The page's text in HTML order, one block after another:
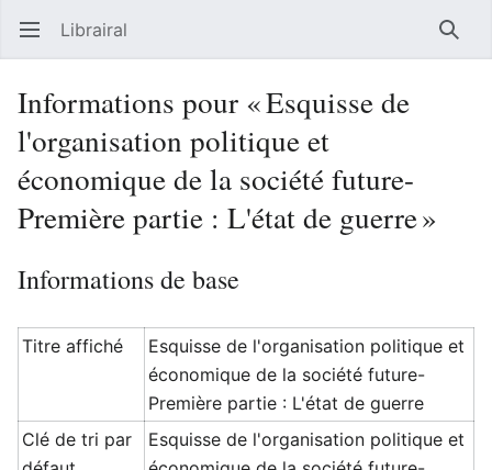
Ouvrir le menu principal Librairal
Informations pour « Esquisse de
l'organisation politique et
économique de la société future-
Première partie : L'état de guerre »
Informations de base
Titre affiché
Esquisse de l'organisation politique et
économique de la société future-
Première partie : L'état de guerre
Clé de tri par
Esquisse de l'organisation politique et